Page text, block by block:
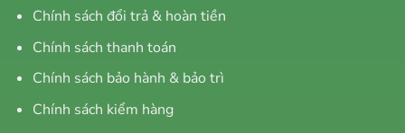
Chính sách đổi trả & hoàn tiền
Chính sách thanh toán
Chính sách bảo hành & bảo trì
Chính sách kiểm hàng